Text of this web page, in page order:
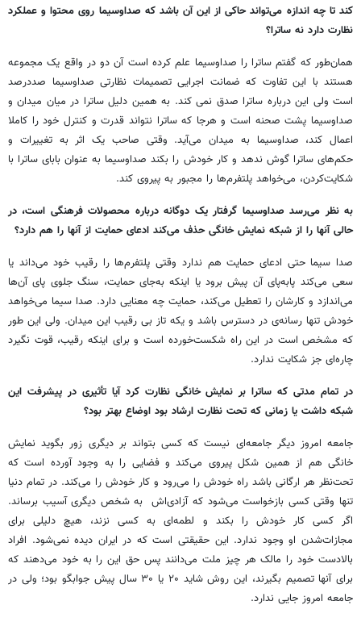
کند تا چه اندازه می‌تواند حاکی از این آن باشد که صداوسیما روی محتوا و عملکرد
نظارت دارد نه ساترا؟
همان‌طور که گفتم ساترا را صداوسیما علم کرده است آن دو در واقع یک مجموعه
هستند با این تفاوت که ضمانت اجرایی تصمیمات نظارتی صداوسیما صددرصد
است ولی این درباره ساترا صدق نمی کند. به همین دلیل ساترا در میان میدان و
صداوسیما پشت صحنه است و هرجا که ساترا نتواند قدرت و کنترل خود را کاملا
اعمال کند، صداوسیما به میدان می‌آید. وقتی صاحب یک اثر به تغییرات و
حکم‌های ساترا گوش ندهد و کار خودش را بکند صداوسیما به عنوان بابای ساترا با
شکایت‌کردن، می‌خواهد پلتفرم‌ها را مجبور به پیروی کند.
به نظر می‌رسد صداوسیما گرفتار یک دوگانه درباره محصولات فرهنگی است، در
حالی آنها را از شبکه نمایش خانگی حذف می‌کند ادعای حمایت از آنها را هم دارد؟
صدا سیما حتی ادعای حمایت هم ندارد وقتی پلتفرم‌ها را رقیب خود می‌داند یا
سعی می‌کند پابه‌پای آن پیش برود یا اینکه به‌جای حمایت، سنگ جلوی پای آن‌ها
می‌اندازد و کارشان را تعطیل می‌کند، حمایت چه معنایی دارد. صدا سیما می‌خواهد
خودش تنها رسانه‌ی در دسترس باشد و یکه تاز بی رقیب این میدان. ولی این طور
که مشخص است در این راه شکست‌خورده است و برای اینکه رقیب، قوت نگیرد
چاره‌ای جز شکایت ندارد.
در تمام مدتی که ساترا بر نمایش خانگی نظارت کرد آیا تأثیری در پیشرفت این
شبکه داشت یا زمانی که تحت نظارت ارشاد بود اوضاع بهتر بود؟
جامعه امروز دیگر جامعه‌ای نیست که کسی بتواند بر دیگری زور بگوید نمایش
خانگی هم از همین شکل پیروی می‌کند و فضایی را به وجود آورده است که
تحت‌نظر هر ارگانی باشد راه خودش را می‌رود و کار خودش را می‌کند. در تمام دنیا
تنها وقتی کسی بازخواست می‌شود که آزادی‌اش به شخص دیگری آسیب برساند.
اگر کسی کار خودش را بکند و لطمه‌ای به کسی نزند، هیچ دلیلی برای
مجازات‌شدن او وجود ندارد. این حقیقتی است که در ایران دیده نمی‌شود. افراد
بالادست خود را مالک هر چیز ملت می‌دانند پس حق این را به خود می‌دهند که
برای آنها تصمیم بگیرند، این روش شاید ۲۰ یا ۳۰ سال پیش جوابگو بود؛ ولی در
جامعه امروز جایی ندارد.